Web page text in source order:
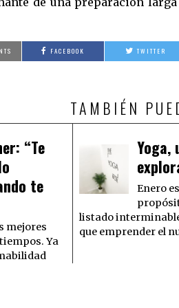
FACEBOOK TWITTER
TAMBIÉN
“Te
te
mejores
Ya
Yoga,
Enero
listado
que emprender el